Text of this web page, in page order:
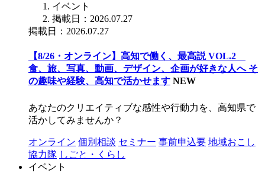
イベント
掲載日：2026.07.27
掲載日：2026.07.27
【8/26・オンライン】高知で働く、最高説 VOL.2
食、旅、写真、動画、デザイン、企画が好きな人へ そ
の趣味や経験、高知で活かせます NEW
あなたのクリエイティブな感性や行動力を、高知県で
活かしてみませんか？
オンライン 個別相談 セミナー 事前申込要 地域おこし
協力隊 しごと・くらし
イベント